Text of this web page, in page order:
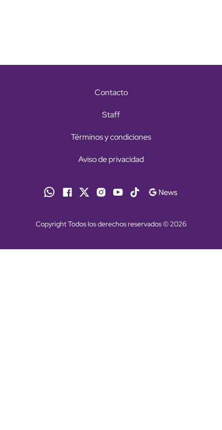
Contacto
Staff
Términos y condiciones
Aviso de privacidad
Copyright Todos los derechos reservados © 2026